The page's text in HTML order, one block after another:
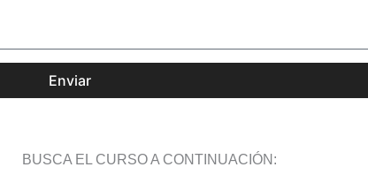
Enviar
BUSCA EL CURSO A CONTINUACIÓN: